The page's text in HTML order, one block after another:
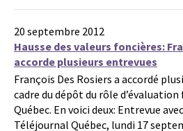
20 septembre 2012
Hausse des valeurs foncières:
accorde plusieurs entrevues
François Des Rosiers a accordé
cadre du dépôt du rôle
Québec. En voici deux: Entrevue
Téléjournal Québec, lundi 17